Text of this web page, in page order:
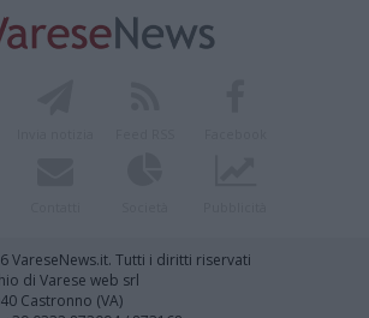
VareseNews.it. Tutti i diritti riservati
di Varese web srl
Castronno (VA)